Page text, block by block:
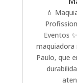
💄
Eventos
maquiadora
Paulo, que